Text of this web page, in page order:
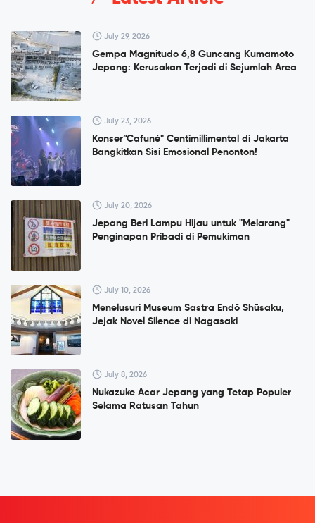
July 29, 2026
Gempa Magnitudo 6,8 Guncang Kumamoto
Jepang: Kerusakan Terjadi di Sejumlah Area
July 23, 2026
Konser”Cafuné" Centimillimental di Jakarta
Bangkitkan Sisi Emosional Penonton!
July 20, 2026
Jepang Beri Lampu Hijau untuk "Melarang"
Penginapan Pribadi di Pemukiman
July 10, 2026
Menelusuri Museum Sastra Endō Shūsaku,
Jejak Novel Silence di Nagasaki
July 8, 2026
Nukazuke Acar Jepang yang Tetap Populer
Selama Ratusan Tahun